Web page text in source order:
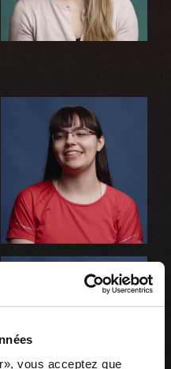
vous acceptez que